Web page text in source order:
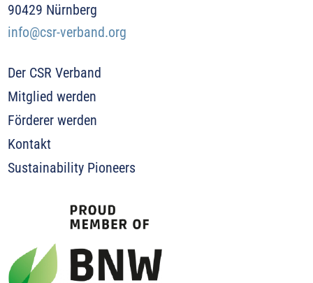
90429 Nürnberg
info@csr-verband.org
Der CSR Verband
Mitglied werden
Förderer werden
Kontakt
Sustainability Pioneers